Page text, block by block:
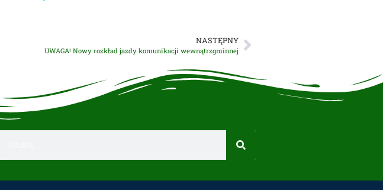
NASTĘPNY
UWAGA! Nowy rozkład jazdy komunikacji wewnątrzgminnej